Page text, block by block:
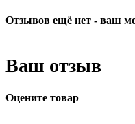
Отзывов ещё нет - ваш
Ваш отзыв
Оцените товар